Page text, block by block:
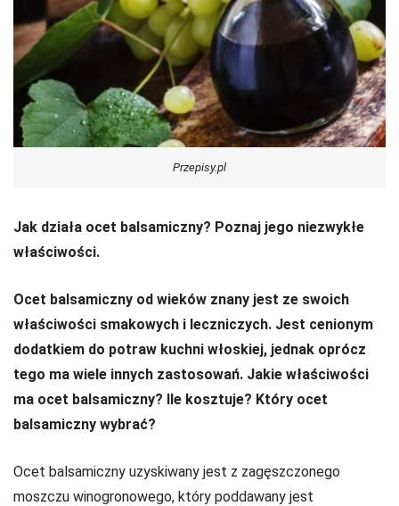
Przepisy.pl
Jak działa ocet balsamiczny? Poznaj jego niezwykłe
właściwości.
Ocet balsamiczny od wieków znany jest ze swoich
właściwości smakowych i leczniczych. Jest cenionym
dodatkiem do potraw kuchni włoskiej, jednak oprócz
tego ma wiele innych zastosowań. Jakie właściwości
ma ocet balsamiczny? Ile kosztuje? Który ocet
balsamiczny wybrać?
Ocet balsamiczny uzyskiwany jest z zagęszczonego
moszczu winogronowego, który poddawany jest